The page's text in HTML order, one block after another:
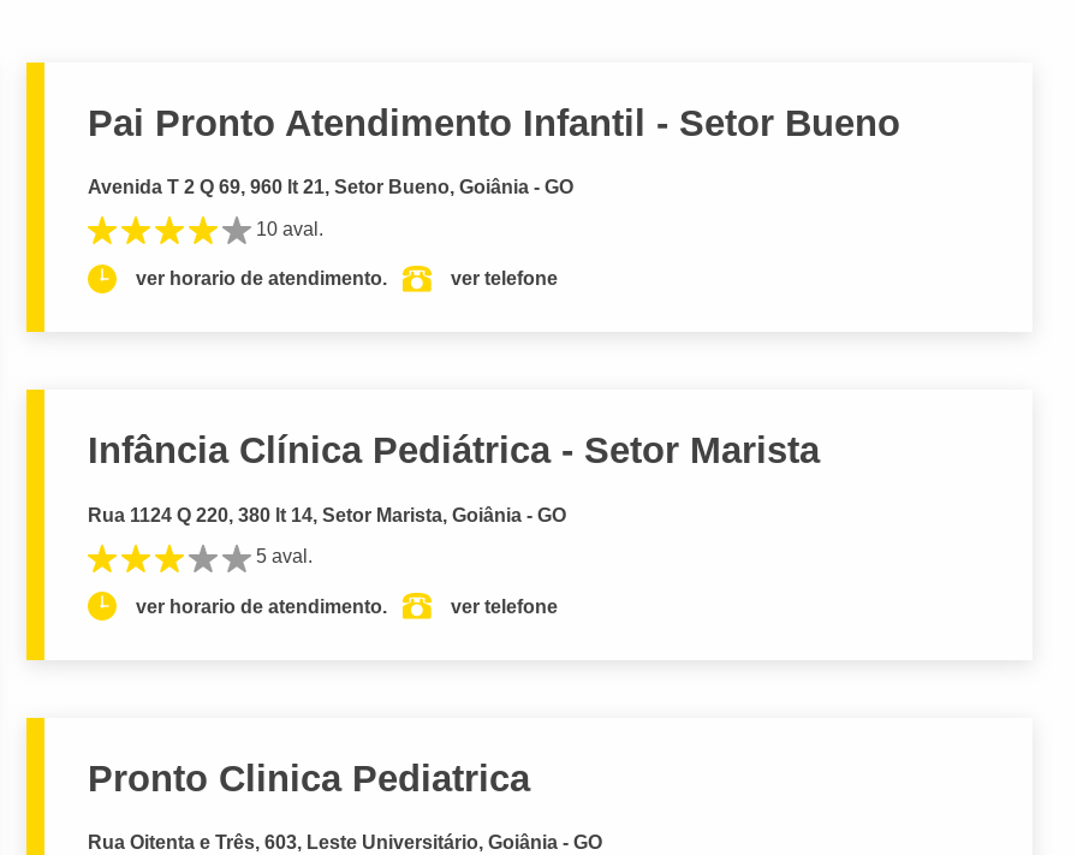
Pai Pronto Atendimento Infantil - Setor Bueno
Avenida T 2 Q 69, 960 lt 21, Setor Bueno, Goiânia - GO
10 aval.
ver horario de atendimento. ver telefone
Infância Clínica Pediátrica - Setor Marista
Rua 1124 Q 220, 380 lt 14, Setor Marista, Goiânia - GO
5 aval.
ver horario de atendimento. ver telefone
Pronto Clinica Pediatrica
Rua Oitenta e Três, 603, Leste Universitário, Goiânia - GO